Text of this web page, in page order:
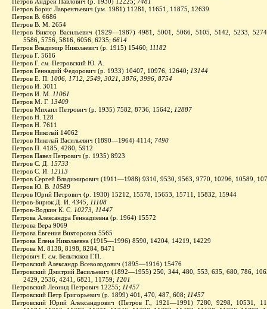
Петров Андрей Павлович (р. 1930) 12225; 7481
Петров Борис Лаврентьевич (ум. 1981) 11281, 11651, 11875, 12639
Петров В. 6686
Петров В. М. 2654
Петров Виктор Васильевич (1929—1987) 4981, 5001, 5066, 5105, 5142, 5233,
5586, 5756, 5816, 6056, 6235; 6614
Петров Владимир Николаевич (р. 1915) 15460; 11182
Петров Г. 5616
Петров Г. см. Петровский Ю. А.
Петров Геннадий Федорович (р. 1933) 10407, 10976, 12640; 13144
Петров Е. П. 1006, 1712, 2549, 3021, 3876, 3996, 8754
Петров И. 3011
Петров И. М. 11061
Петров М. Г. 13409
Петров Михаил Петрович (р. 1935) 7582, 8736, 15642; 12887
Петров Н. 128
Петров Н. 7611
Петров Николай 14062
Петров Николай Васильевич (1890—1964) 4114; 7490
Петров П. 4185, 4280, 5912
Петров Павел Петрович (р. 1935) 8923
Петров С. Д. 15733
Петров С. И. 12113
Петров Сергей Владимирович (1911—1988) 9310, 9530, 9563, 9770, 10296, 10589,
Петров Ю. В.
10589
Петров Юрий Петрович (р. 1930) 15212, 15578, 15653, 15711, 15832, 15944
Петров-Бирюк Д. И. 4345, 11108
Петров-Водкин К. С. 10273, 11447
Петрова Александра Геннадиевна (р. 1964) 15572
Петрова Вера 9069
Петрова Евгения Викторовна 5565
Петрова Елена Николаевна (1915—1996) 8590, 14204, 14219, 14229
Петрова М. 8138, 8198, 8284, 8471
Петрович Г. см . Бельтюков Г.П.
Петровский Александр Всеволодович (1895—1916) 15476
Петровский Дмитрий Васильевич (1892—1955) 250, 344, 480, 553, 635, 680, 786,
2429, 2536, 4241, 6821, 11759; 1201
Петровский Леонид Петрович 12255; 11457
Петровский Петр Григорьевич (р. 1899) 401, 470, 487, 608; 11457
Петровский Юрий Александрович (Петров Г., 1921—1991) 7280, 9298, 10531,